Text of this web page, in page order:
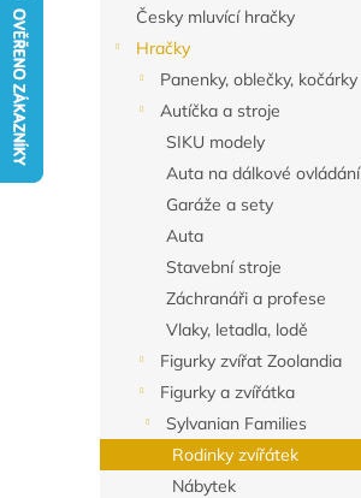
Česky mluvící hračky
Hračky
Panenky, oblečky, kočárky
Autíčka a stroje
SIKU modely
Auta na dálkové ovládání
Garáže a sety
Auta
Stavební stroje
Záchranáři a profese
Vlaky, letadla, lodě
Figurky zvířat Zoolandia
Figurky a zvířátka
Sylvanian Families
Rodinky zvířátek
Nábytek